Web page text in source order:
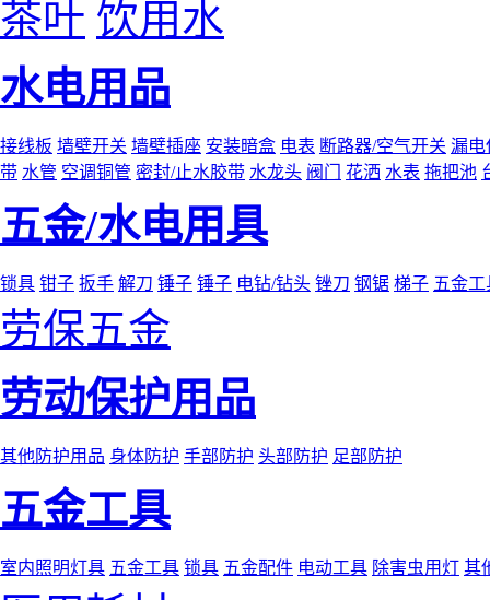
茶叶 饮用水
水电用品
接线板 墙壁开关 墙壁插座 安装暗盒 电表 断路器/空气开关 漏电
带 水管 空调铜管 密封/止水胶带 水龙头 阀门 花洒 水表 拖把池
五金/水电用具
锁具 钳子 扳手 解刀 锤子 锤子 电钻/钻头 锉刀 钢锯 梯子 五金
劳保五金
劳动保护用品
其他防护用品 身体防护 手部防护 头部防护 足部防护
五金工具
室内照明灯具 五金工具 锁具 五金配件 电动工具 除害虫用灯 其